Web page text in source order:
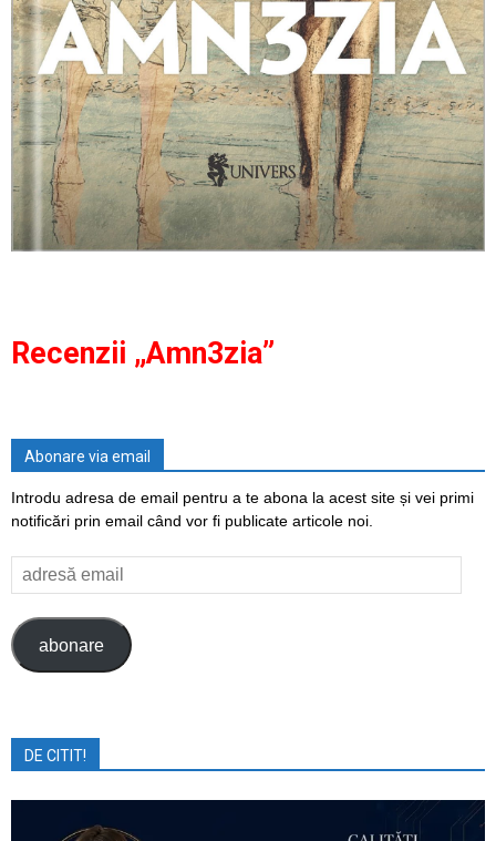
Recenzii „Amn3zia”
Abonare via email
Introdu adresa de email pentru a te abona la acest site și vei primi
notificări prin email când vor fi publicate articole noi.
adresă
email
abonare
DE CITIT!